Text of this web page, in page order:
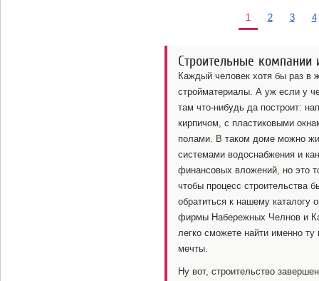
1 2 3 4
Строительные компании
Каждый человек хотя бы раз в
стройматериалы. А уж если у
там что-нибудь да построит:
кирпичом, с пластиковыми
полами. В таком доме можно
системами водоснабжения и
финансовых вложений, но это
чтобы процесс
обратиться к нашему каталогу
фирмы Набережных Челнов и
легко сможете найти именно
мечты.
Ну вот, строительство